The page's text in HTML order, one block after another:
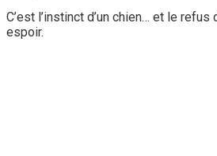
C’est l’instinct d’un chien… et le refus
espoir.